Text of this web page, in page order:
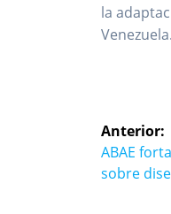
la
Venezuela.
de
Anterior:
Entrada
anterior:
ABAE
sobre